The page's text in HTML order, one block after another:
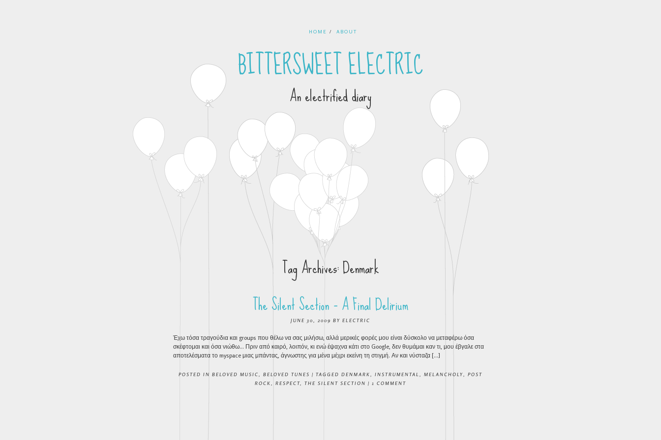
HOME ABOUT
BITTERSWEET ELECTRIC
An electrified diary
Tag Archives:Denmark
The Silent Section – A Final Delirium
JUNE 30, 2009 BY ELECTRIC
Έχω τόσα τραγούδια και groups που θέλω να σας μιλήσω, αλλά μερικές φορές μου είναι δύσκολο να μεταφέρω όσα
σκέφτομαι και όσα νιώθω… Πριν από καιρό, λοιπόν, κι ενώ έψαχνα κάτι στο Google, δεν θυμάμαι καν τι, μου έβγαλε στα
αποτελέσματα το myspace μιας μπάντας, άγνωστης για μένα μέχρι εκείνη τη στιγμή. Αν και νύσταζα […]
POSTED IN BELOVED MUSIC BELOVED TUNES | TAGGED DENMARK INSTRUMENTAL MELANCHOLY
POST
ROCK
RESPECT THE SILENT SECTION | 1 COMMENT